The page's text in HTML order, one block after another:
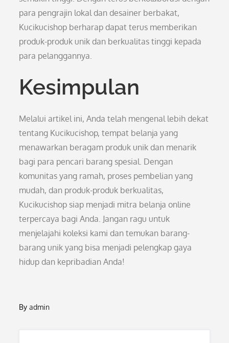
para pengrajin lokal dan desainer berbakat,
Kucikucishop berharap dapat terus memberikan
produk-produk unik dan berkualitas tinggi kepada
para pelanggannya.
Kesimpulan
Melalui artikel ini, Anda telah mengenal lebih dekat
tentang Kucikucishop, tempat belanja yang
menawarkan beragam produk unik dan menarik
bagi para pencari barang spesial. Dengan
komunitas yang ramah, proses pembelian yang
mudah, dan produk-produk berkualitas,
Kucikucishop siap menjadi mitra belanja online
terpercaya bagi Anda. Jangan ragu untuk
menjelajahi koleksi kami dan temukan barang-
barang unik yang bisa menjadi pelengkap gaya
hidup dan kepribadian Anda!
Byadmin